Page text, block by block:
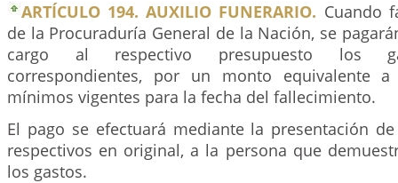
ARTÍCULO 194. AUXILIO FUNERARIO. Cuando
de la Procuraduría General de la Nación, se
cargo al respectivo presupuesto los
correspondientes, por un monto equivalente
mínimos vigentes para la fecha del fallecimiento.
El pago se efectuará mediante la presentación
respectivos en original, a la persona que
los gastos.